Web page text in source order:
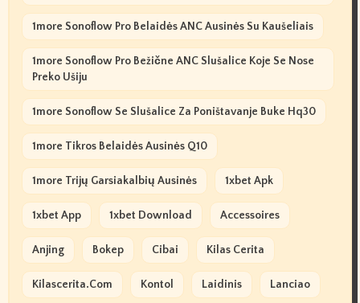
1more Sonoflow Pro Belaidės ANC Ausinės Su Kaušeliais
1more Sonoflow Pro Bežične ANC Slušalice Koje Se Nose
Preko Ušiju
1more Sonoflow Se Slušalice Za Poništavanje Buke Hq30
1more Tikros Belaidės Ausinės Q10
1more Trijų Garsiakalbių Ausinės 1xbet Apk
1xbet App 1xbet Download Accessoires
Anjing Bokep Cibai Kilas Cerita
Kilascerita.com Kontol Laidinis Lanciao